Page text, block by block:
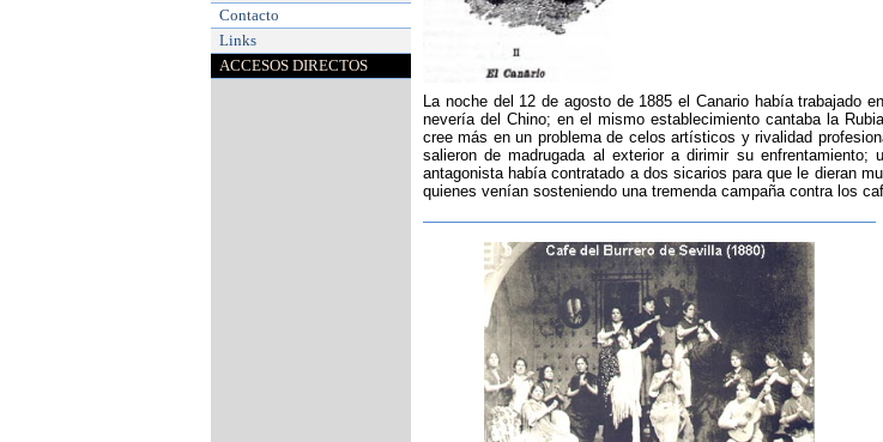
Contacto
Links
ACCESOS DIRECTOS
La noche del 12 de agosto de 1885 el Canario había trabajado
nevería del Chino; en el mismo establecimiento cantaba la
cree más en un problema de celos artísticos y rivalidad
salieron de madrugada al exterior a dirimir su
antagonista había contratado a dos sicarios para que le dieran
quienes venían sosteniendo una tremenda campaña contra los